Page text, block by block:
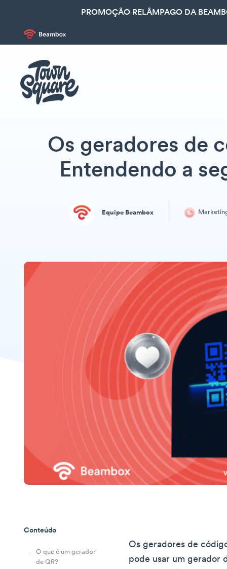
PROMOÇÃO RELÂMPAGO DA
Os geradores de
Entendendo a
Equipe Beambox
Conteúdo
O que é um gerador
de QR?
Os geradores de
pode usar um gerador